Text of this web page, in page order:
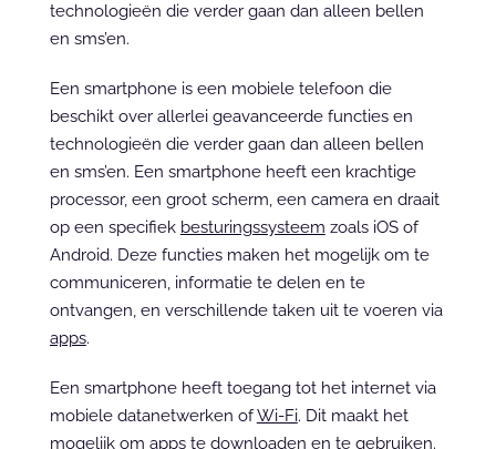
technologieën die verder gaan dan alleen bellen
en sms’en.
Een smartphone is een mobiele telefoon die
beschikt over allerlei geavanceerde functies en
technologieën die verder gaan dan alleen bellen
en sms’en. Een smartphone heeft een krachtige
processor, een groot scherm, een camera en draait
op een specifiek besturingssysteem zoals iOS of
Android. Deze functies maken het mogelijk om te
communiceren, informatie te delen en te
ontvangen, en verschillende taken uit te voeren via
apps.
Een smartphone heeft toegang tot het internet via
mobiele datanetwerken of Wi-Fi. Dit maakt het
mogelijk om apps te downloaden en te gebruiken.